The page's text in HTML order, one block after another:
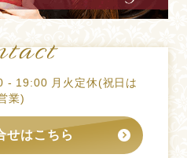
- 19:00 月火定休(祝日は
業)
せはこちら